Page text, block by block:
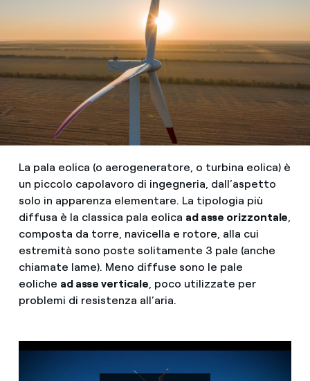
La pala eolica (o aerogeneratore, o turbina eolica) è
un piccolo capolavoro di ingegneria, dall’aspetto
solo in apparenza elementare. La tipologia più
diffusa è la classica pala eolica ad asse orizzontale,
composta da torre, navicella e rotore, alla cui
estremità sono poste solitamente 3 pale (anche
chiamate lame). Meno diffuse sono le pale
eoliche ad asse verticale, poco utilizzate per
problemi di resistenza all’aria.